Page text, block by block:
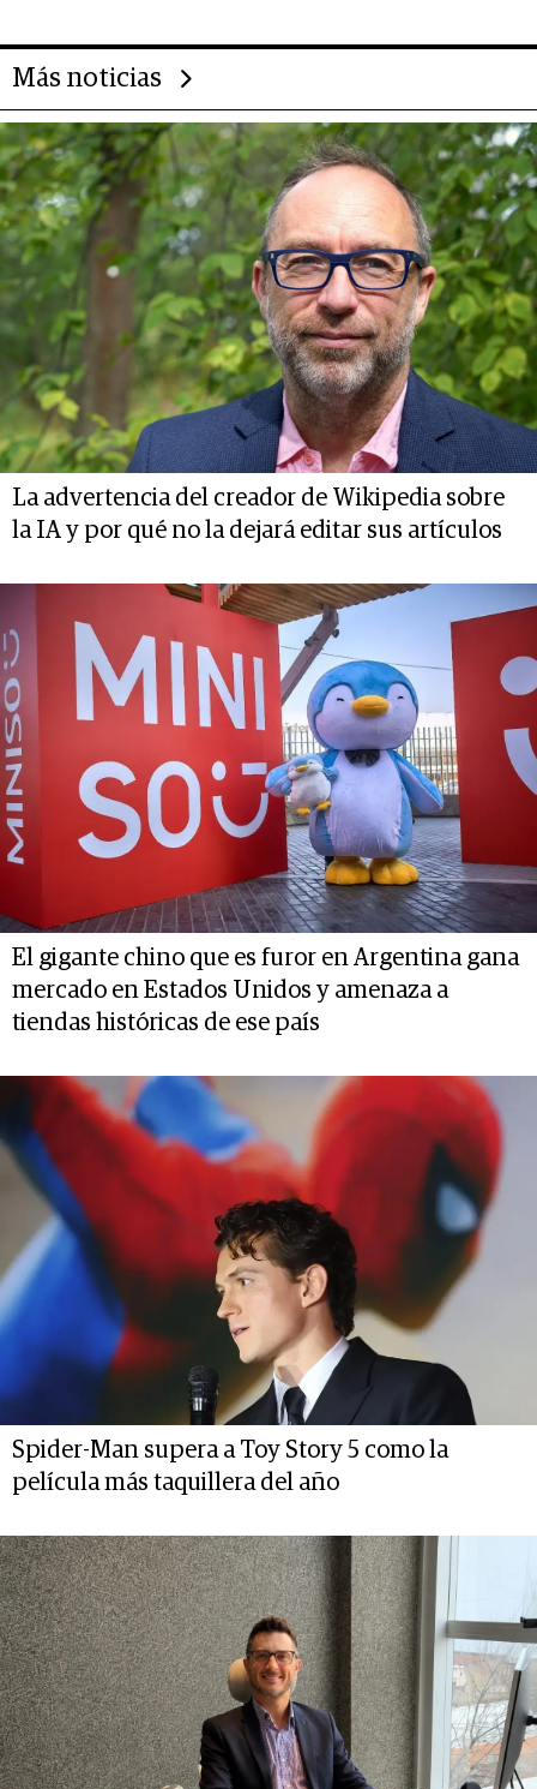
Más noticias
La advertencia del creador de Wikipedia sobre
la IA y por qué no la dejará editar sus artículos
El gigante chino que es furor en Argentina gana
mercado en Estados Unidos y amenaza a
tiendas históricas de ese país
Spider-Man supera a Toy Story 5 como la
película más taquillera del año